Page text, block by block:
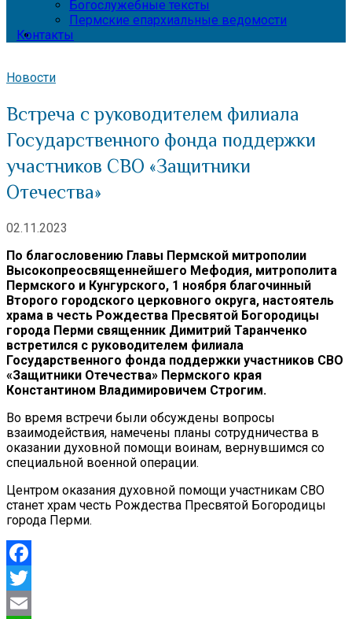
Богослужебные тексты
Пермские епархиальные ведомости
Контакты
Новости
Встреча с руководителем филиала
Государственного фонда поддержки
участников СВО «Защитники
Отечества»
02.11.2023
По благословению Главы Пермской митрополии
Высокопреосвященнейшего Мефодия, митрополита
Пермского и Кунгурского, 1 ноября благочинный
Второго городского церковного округа, настоятель
храма в честь Рождества Пресвятой Богородицы
города Перми священник Димитрий Таранченко
встретился с руководителем филиала
Государственного фонда поддержки участников СВО
«Защитники Отечества» Пермского края
Константином Владимировичем Строгим.
Во время встречи были обсуждены вопросы
взаимодействия, намечены планы сотрудничества в
оказании духовной помощи воинам, вернувшимся со
специальной военной операции.
Центром оказания духовной помощи участникам СВО
станет храм честь Рождества Пресвятой Богородицы
города Перми.
Facebook
Twitter